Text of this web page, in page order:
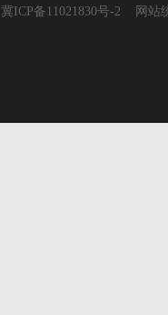
冀ICP备11021830号-2
网站